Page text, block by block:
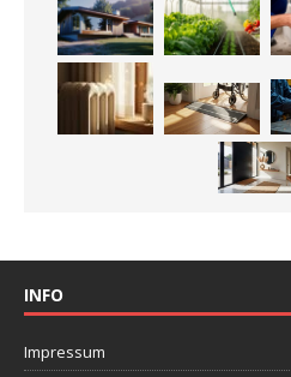
INFO
Impressum